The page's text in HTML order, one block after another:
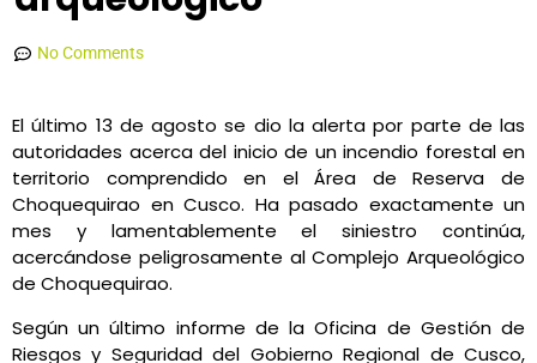
No Comments
El último 13 de agosto se dio la alerta por parte de las
autoridades acerca del inicio de un incendio forestal en
territorio comprendido en el Área de Reserva de
Choquequirao en Cusco. Ha pasado exactamente un
mes y lamentablemente el siniestro continúa,
acercándose peligrosamente al Complejo Arqueológico
de Choquequirao.
Según un último informe de la Oficina de Gestión de
Riesgos y Seguridad del Gobierno Regional de Cusco,